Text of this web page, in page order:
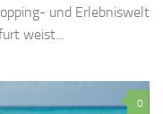
und Erlebniswelt
weist...
0